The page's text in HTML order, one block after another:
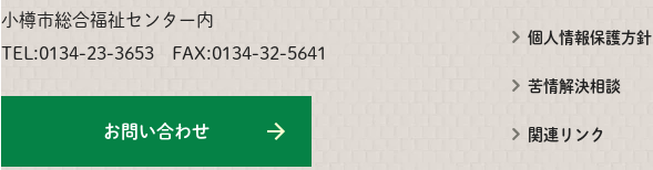
小樽市総合福祉センター内
TEL:0134-23-3653 FAX:0134-32-5641
お問い合わせ
個人情報保護方針
苦情解決相談
関連リンク